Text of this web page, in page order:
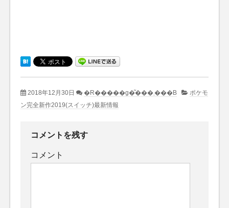
2018年12月30日 �R�����g�͂���܂���B
ポケモ
ン完全新作2019(スイッチ)最新情報
コメントを残す
コメント